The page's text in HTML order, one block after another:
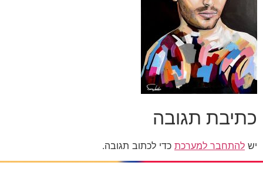
כתיבת תגובה
יש להתחבר למערכת כדי לכתוב תגובה.